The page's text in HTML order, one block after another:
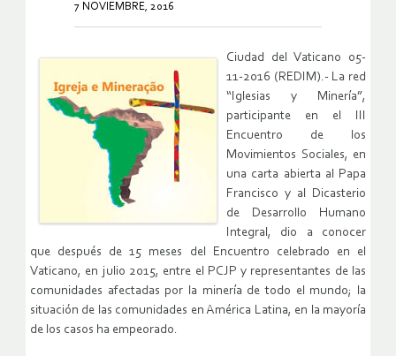
7 NOVIEMBRE, 2016
Ciudad del Vaticano 05-
11-2016 (REDIM).- La red
“Iglesias y Minería”,
participante en el III
Encuentro de los
Movimientos Sociales, en
una carta abierta al Papa
Francisco y al Dicasterio
de Desarrollo Humano
Integral, dio a conocer
que después de 15 meses del Encuentro celebrado en el
Vaticano, en julio 2015, entre el PCJP y representantes de las
comunidades afectadas por la minería de todo el mundo; la
situación de las comunidades en América Latina, en la mayoría
de los casos ha empeorado.